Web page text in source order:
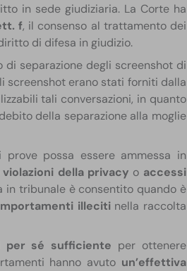
in sede giudiziaria. La Corte ha
f, il consenso al trattamento dei
di difesa in giudizio.
di separazione degli screenshot di
screenshot erano stati forniti dalla
tali conversazioni, in quanto
della separazione alla moglie
possa essere ammessa in
violazioni della privacy o accessi
in tribunale è consentito quando è
illeciti nella raccolta
per sé sufficiente per ottenere
hanno avuto un’effettiva